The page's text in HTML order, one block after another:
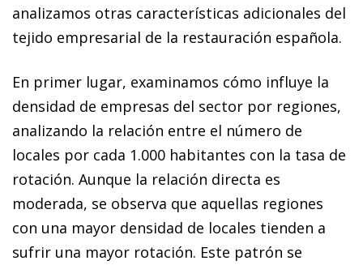
analizamos otras características adicionales del
tejido empresarial de la restauración española.
En primer lugar, examinamos cómo influye la
densidad de empresas del sector por regiones,
analizando la relación entre el número de
locales por cada 1.000 habitantes con la tasa de
rotación. Aunque la relación directa es
moderada, se observa que aquellas regiones
con una mayor densidad de locales tienden a
sufrir una mayor rotación. Este patrón se